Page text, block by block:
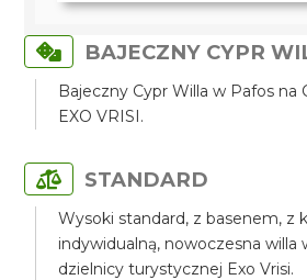
BAJECZNY CYPR
Bajeczny Cypr Willa w Pafos na
EXO VRISI.
STANDARD
Wysoki standard, z basenem, z
indywidualną, nowoczesna willa
dzielnicy turystycznej Exo Vrisi.